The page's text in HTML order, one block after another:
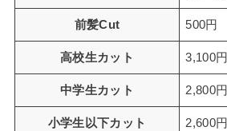
前髪Cut 500円
高校生カット 3,100円
中学生カット 2,800円
小学生以下カット 2,600円